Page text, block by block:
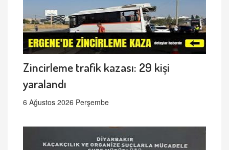
Zincirleme trafik kazası: 29 kişi
yaralandı
6 Ağustos 2026 Perşembe